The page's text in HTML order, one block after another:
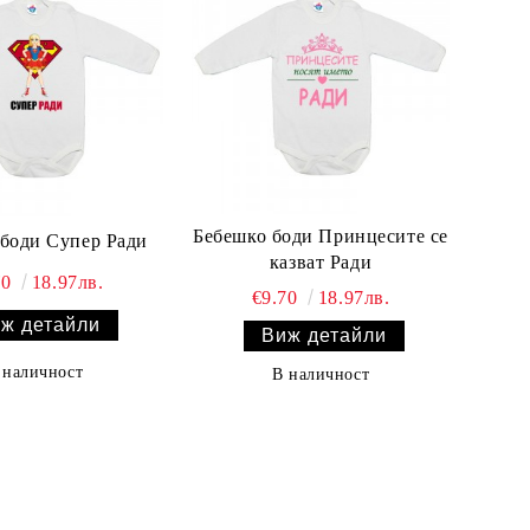
Супер Ради
18.97лв.
детайли
Бебешко боди Принцесите се
казват Ради
€9.70
18.97лв.
Виж детайли
В наличност